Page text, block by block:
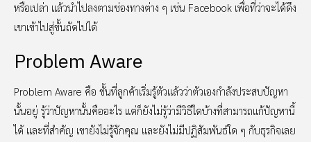
หรือเปล่า แล้วนำไปลงตามช่องทางต่าง ๆ เช่น Facebook เพื่อที่ว่าจะได้ดึง
เขาเข้าไปสู่ขั้นถัดไปได้
Problem Aware
Problem Aware คือ ขั้นที่ลูกค้าเริ่มรู้ตัวแล้วว่าตัวเองกำลังประสบปัญหา
นั้นอยู่ รู้ว่าปัญหานั้นคืออะไร แต่ก็ยังไม่รู้ว่ามีวิธีใดบ้างที่สามารถแก้ปัญหานี้
ได้ และที่สำคัญ เขายังไม่รู้จักคุณ และยังไม่มีปฏิสัมพันธ์ใด ๆ กับธุรกิจเลย